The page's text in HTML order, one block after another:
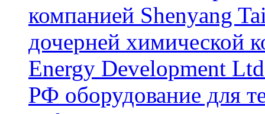
компанией Shenyang
дочерней химической
Energy Development
РФ оборудование для